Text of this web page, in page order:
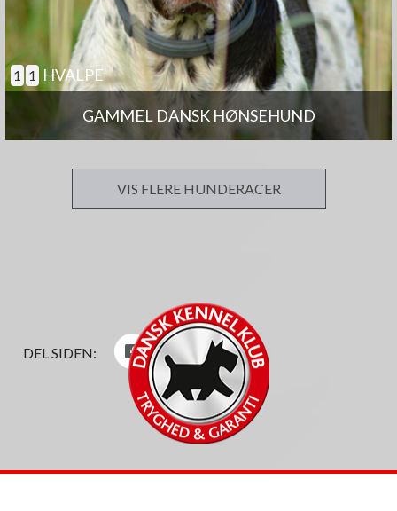
GAMMEL DANSK HØNSEHUND
1 1 HVALPE
VIS FLERE HUNDERACER
DEL SIDEN: